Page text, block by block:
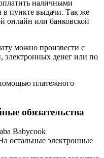
наличными
в пункте выдачи. Так же
онлайн или банковской
можно произвести с
электронных денег или по
платежного
обязательства
Babycook
остальные электронные